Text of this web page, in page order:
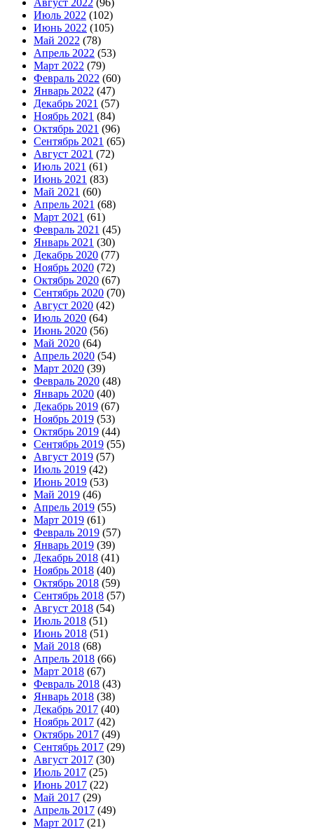
Август 2022 (96)
Июль 2022 (102)
Июнь 2022 (105)
Май 2022 (78)
Апрель 2022 (53)
Март 2022 (79)
Февраль 2022 (60)
Январь 2022 (47)
Декабрь 2021 (57)
Ноябрь 2021 (84)
Октябрь 2021 (96)
Сентябрь 2021 (65)
Август 2021 (72)
Июль 2021 (61)
Июнь 2021 (83)
Май 2021 (60)
Апрель 2021 (68)
Март 2021 (61)
Февраль 2021 (45)
Январь 2021 (30)
Декабрь 2020 (77)
Ноябрь 2020 (72)
Октябрь 2020 (67)
Сентябрь 2020 (70)
Август 2020 (42)
Июль 2020 (64)
Июнь 2020 (56)
Май 2020 (64)
Апрель 2020 (54)
Март 2020 (39)
Февраль 2020 (48)
Январь 2020 (40)
Декабрь 2019 (67)
Ноябрь 2019 (53)
Октябрь 2019 (44)
Сентябрь 2019 (55)
Август 2019 (57)
Июль 2019 (42)
Июнь 2019 (53)
Май 2019 (46)
Апрель 2019 (55)
Март 2019 (61)
Февраль 2019 (57)
Январь 2019 (39)
Декабрь 2018 (41)
Ноябрь 2018 (40)
Октябрь 2018 (59)
Сентябрь 2018 (57)
Август 2018 (54)
Июль 2018 (51)
Июнь 2018 (51)
Май 2018 (68)
Апрель 2018 (66)
Март 2018 (67)
Февраль 2018 (43)
Январь 2018 (38)
Декабрь 2017 (40)
Ноябрь 2017 (42)
Октябрь 2017 (49)
Сентябрь 2017 (29)
Август 2017 (30)
Июль 2017 (25)
Июнь 2017 (22)
Май 2017 (29)
Апрель 2017 (49)
Март 2017 (21)